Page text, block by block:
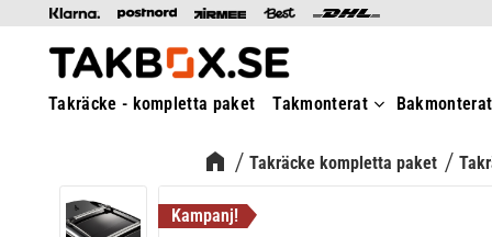
Takräcke - kompletta paket Takmonterat Bakmonterat
Takräcke kompletta paket